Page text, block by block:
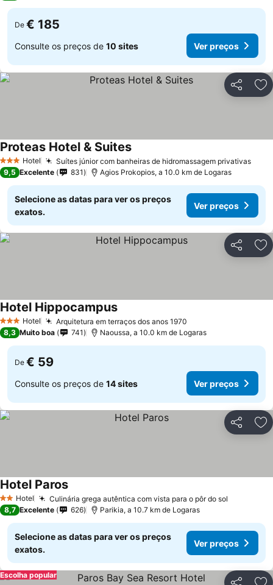
De € 185
Consulte os preços de 10 sites Ver preços
Partilhar
3 EstrelasHotel Suítes júnior com banheiras de hidromassagem privativas
Proteas Hotel & Suites
9,5 Excelente 831 Agios Prokopios, a 10.0 km de Logaras
Selecione as datas para ver os preços
exatos.
Ver preços
Partilhar
3 EstrelasHotel Arquitetura em terraços dos anos 1970
Hotel Hippocampus
8,3 Muito boa 741 Naoussa, a 10.0 km de Logaras
De € 59
Consulte os preços de 14 sites Ver preços
Partilhar
2 Estrelas
Hotel Culinária grega autêntica com vista para o pôr do sol
Hotel Paros
8,7 Excelente 626 Parikia, a 10.7 km de Logaras
Selecione as datas para ver os preços
exatos.
Ver preços
Escolha popular